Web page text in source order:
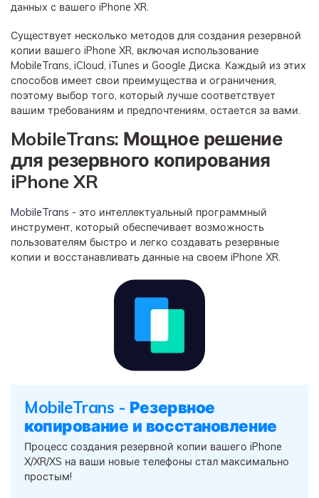
данных с вашего iPhone XR.
Существует несколько методов для создания резервной
копии вашего iPhone XR, включая использование
MobileTrans, iCloud, iTunes и Google Диска. Каждый из этих
способов имеет свои преимущества и ограничения,
поэтому выбор того, который лучше соответствует
вашим требованиям и предпочтениям, остается за вами.
MobileTrans: Мощное решение
для резервного копирования
iPhone XR
MobileTrans - это интеллектуальный программный
инструмент, который обеспечивает возможность
пользователям быстро и легко создавать резервные
копии и восстанавливать данные на своем iPhone XR.
MobileTrans - Резервное
копирование и восстановление
Процесс создания резервной копии вашего iPhone
X/XR/XS на ваши новые телефоны стал максимально
простым!